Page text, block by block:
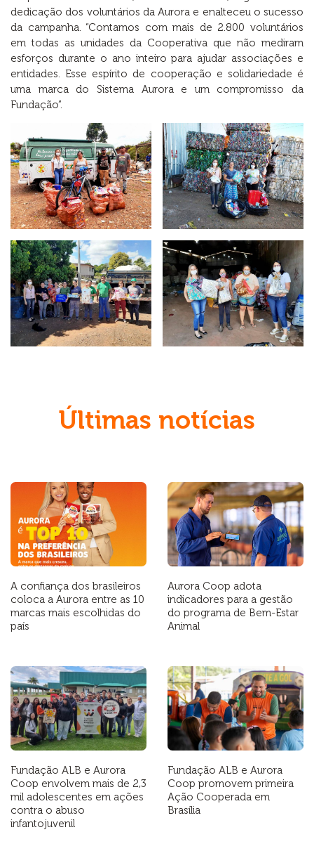
dedicação dos voluntários da Aurora e enalteceu o sucesso
da campanha. “Contamos com mais de 2.800 voluntários
em todas as unidades da Cooperativa que não mediram
esforços durante o ano inteiro para ajudar associações e
entidades. Esse espírito de cooperação e solidariedade é
uma marca do Sistema Aurora e um compromisso da
Fundação”.
Últimas notícias
A confiança dos brasileiros
coloca a Aurora entre as 10
marcas mais escolhidas do
país
Aurora Coop adota
indicadores para a gestão
do programa de Bem-Estar
Animal
Fundação ALB e Aurora
Coop envolvem mais de 2,3
mil adolescentes em ações
contra o abuso
infantojuvenil
Fundação ALB e Aurora
Coop promovem primeira
Ação Cooperada em
Brasília